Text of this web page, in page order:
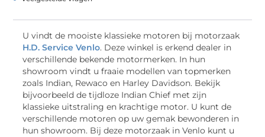
U vindt de mooiste klassieke motoren bij motorzaak
H.D. Service Venlo. Deze winkel is erkend dealer in
verschillende bekende motormerken. In hun
showroom vindt u fraaie modellen van topmerken
zoals Indian, Rewaco en Harley Davidson. Bekijk
bijvoorbeeld de tijdloze Indian Chief met zijn
klassieke uitstraling en krachtige motor. U kunt de
verschillende motoren op uw gemak bewonderen in
hun showroom. Bij deze motorzaak in Venlo kunt u